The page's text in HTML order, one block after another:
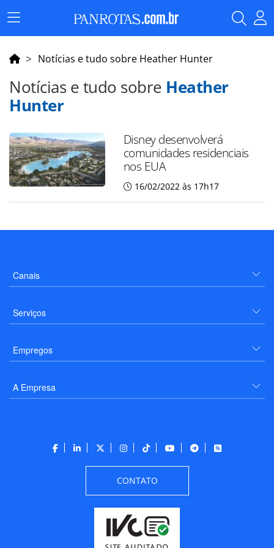
Menu
Principal
Notícias e tudo sobre Heather Hunter
Notícias e tudo sobre Heather
Hunter
Disney desenvolverá
comunidades residenciais
nos EUA
16/02/2022 às 17h17
Canais
Serviços
Empregos
A Empresa
CONTATO